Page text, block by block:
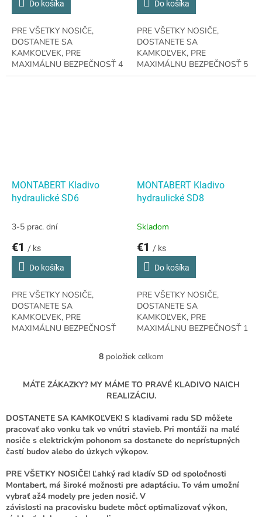
Do košíka
PRE VŠETKY NOSIČE,
DOSTANETE SA
KAMKOĽVEK, PRE
MAXIMÁLNU BEZPEČNOSŤ 4
- 10 t Nosič304 kg / 671 lb
Do košíka
PRE VŠETKY NOSIČE,
DOSTANETE SA
KAMKOĽVEK, PRE
MAXIMÁLNU BEZPEČNOSŤ 5
- 12 t Nosič364.7 kg / 804 lb
MONTABERT Kladivo
hydraulické SD6
3-5 prac. dní
€1 / ks
Do košíka
PRE VŠETKY NOSIČE,
DOSTANETE SA
KAMKOĽVEK, PRE
MAXIMÁLNU BEZPEČNOSŤ
23 l/min / 3.2 - 6 GPM Prietok
MONTABERT Kladivo
hydraulické SD8
Skladom
€1 / ks
Do košíka
PRE VŠETKY NOSIČE,
DOSTANETE SA
KAMKOĽVEK, PRE
MAXIMÁLNU BEZPEČNOSŤ 1
l/min / 4 - 8 GPM Prietok oleja
O
l
á
a
c
i
e
r
v
k
y
8položiek celkom
MÁTE ZÁKAZKY? MY MÁME TO PRAVÉ KLADIVO NAICH
REALIZÁCIU.
DOSTANETE SA KAMKOĽVEK! S kladivami radu SD môžete
pracovať ako vonku tak vo vnútri stavieb. Pri montáži na malé
nosiče s elektrickým pohonom sa dostanete do neprístupných
častí budov alebo do úzkych výkopov.
PRE VŠETKY NOSIČE! Ľahký rad kladív SD od spoločnosti
Montabert, má široké možnosti pre adaptáciu. To vám umožní
vybrať až4 modely pre jeden nosič. V
závislosti na pracovisku budete môcť optimalizovať výkon,